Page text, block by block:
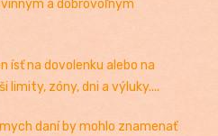
a dobrovoľným
ísť na dovolenku alebo na
limity, zóny, dni a výluky....
daní by mohlo znamenať